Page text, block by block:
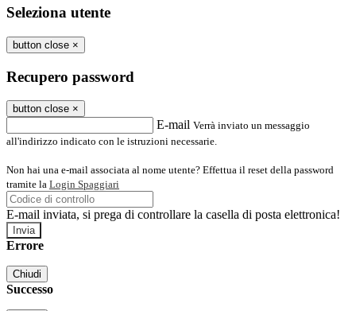
Seleziona utente
button close ×
Recupero password
button close ×
E-mail Verrà inviato un messaggio
all'indirizzo indicato con le istruzioni necessarie.
Non hai una e-mail associata al nome utente? Effettua il reset della password
tramite la Login Spaggiari
E-mail inviata, si prega di controllare la casella di posta elettronica!
Errore
Chiudi
Successo